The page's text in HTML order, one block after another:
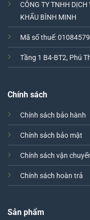
CÔNG TY TNHH
KHẨU BÌNH MINH
Mã số thuế:
Tầng 1 B4-BT2, Phú
Chính sách
Chính sách bảo hành
Chính sách bảo mật
Chính sách vận
Chính sách hoàn trả
Sản phẩm